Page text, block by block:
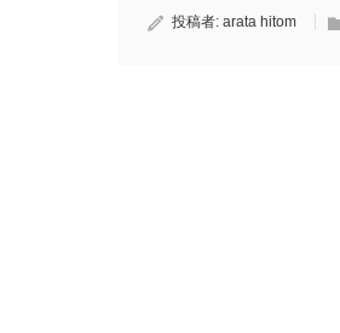
投稿者: arata hitom